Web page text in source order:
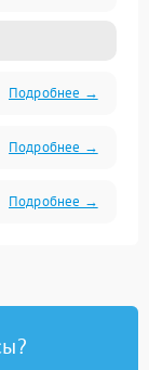
Подробнее →
Подробнее →
Подробнее →